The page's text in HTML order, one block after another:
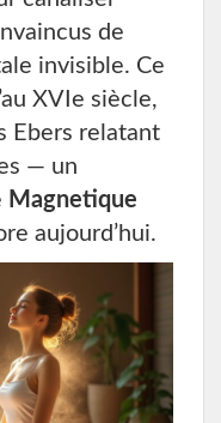
de
invisible. Ce
XVIe siècle,
Ebers relatant
— un
Magnetique
aujourd’hui.